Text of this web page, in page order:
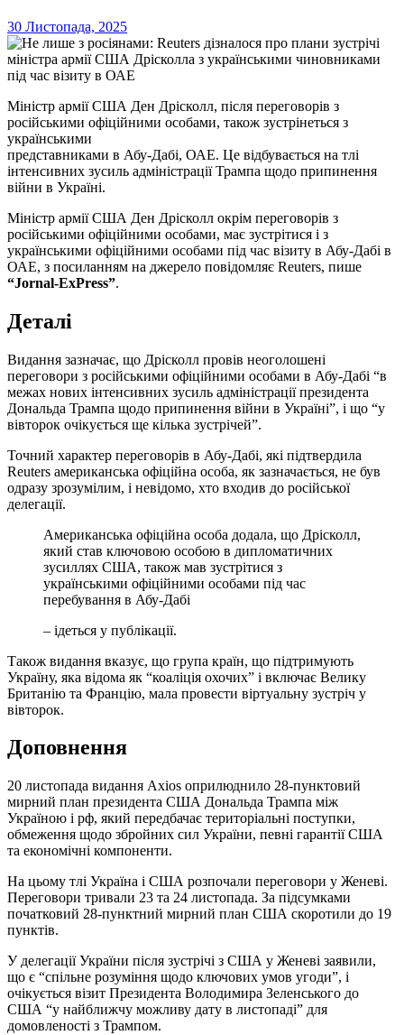
30 Листопада, 2025
Міністр армії США Ден Дрісколл, після переговорів з
російськими офіційними особами, також зустрінеться з
українськими
представниками в Абу-Дабі, ОАЕ. Це відбувається на тлі
інтенсивних зусиль адміністрації Трампа щодо припинення
війни в Україні.
Міністр армії США Ден Дрісколл окрім переговорів з
російськими офіційними особами, має зустрітися і з
українськими офіційними особами під час візиту в Абу-Дабі в
ОАЕ, з посиланням на джерело повідомляє Reuters, пише
“Jornal-ExPress”.
Деталі
Видання зазначає, що Дрісколл провів неоголошені
переговори з російськими офіційними особами в Абу-Дабі “в
межах нових інтенсивних зусиль адміністрації президента
Дональда Трампа щодо припинення війни в Україні”, і що “у
вівторок очікується ще кілька зустрічей”.
Точний характер переговорів в Абу-Дабі, які підтвердила
Reuters американська офіційна особа, як зазначається, не був
одразу зрозумілим, і невідомо, хто входив до російської
делегації.
Американська офіційна особа додала, що Дрісколл,
який став ключовою особою в дипломатичних
зусиллях США, також мав зустрітися з
українськими офіційними особами під час
перебування в Абу-Дабі
– ідеться у публікації.
Також видання вказує, що група країн, що підтримують
Україну, яка відома як “коаліція охочих” і включає Велику
Британію та Францію, мала провести віртуальну зустріч у
вівторок.
Доповнення
20 листопада видання Axios оприлюднило 28-пунктовий
мирний план президента США Дональда Трампа між
Україною і рф, який передбачає територіальні поступки,
обмеження щодо збройних сил України, певні гарантії США
та економічні компоненти.
На цьому тлі Україна і США розпочали переговори у Женеві.
Переговори тривали 23 та 24 листопада. За підсумками
початковий 28-пунктний мирний план США скоротили до 19
пунктів.
У делегації України після зустрічі з США у Женеві заявили,
що є “спільне розуміння щодо ключових умов угоди”, і
очікується візит Президента Володимира Зеленського до
США “у найближчу можливу дату в листопаді” для
домовленості з Трампом.